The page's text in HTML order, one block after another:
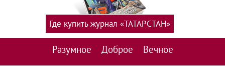
Разумное Доброе Вечное
Где купить журнал «ТАТАРСТАН»